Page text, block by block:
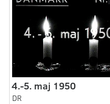
4.-5. maj 1950
DR